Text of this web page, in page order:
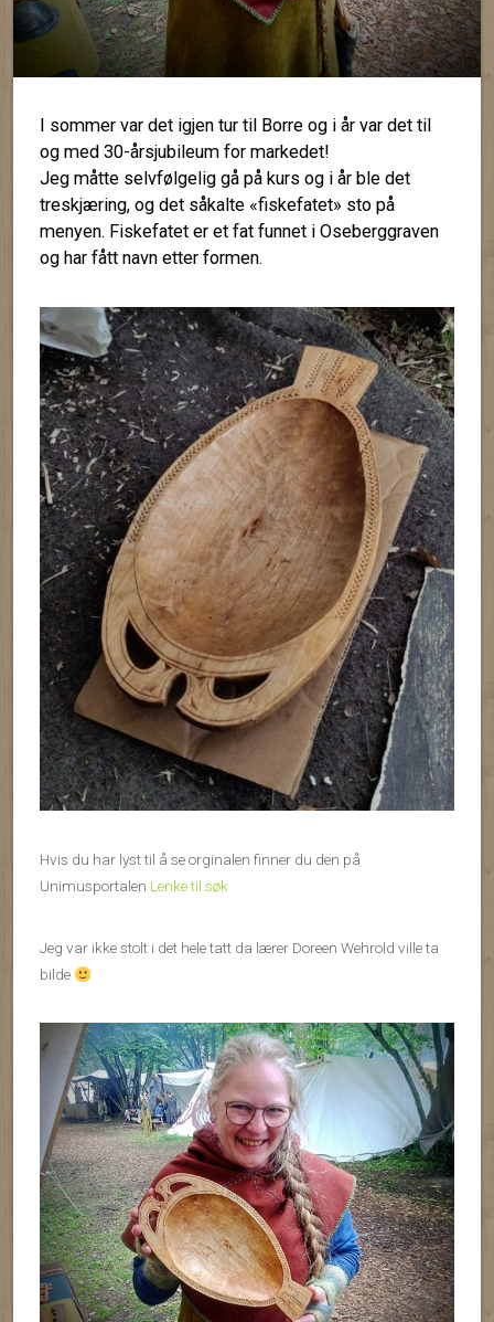
I sommer var det igjen tur til Borre og i år var det til
og med 30-årsjubileum for markedet!
Jeg måtte selvfølgelig gå på kurs og i år ble det
treskjæring, og det såkalte «fiskefatet» sto på
menyen. Fiskefatet er et fat funnet i Oseberggraven
og har fått navn etter formen.
Hvis du har lyst til å se orginalen finner du den på
Unimusportalen Lenke til søk
Jeg var ikke stolt i det hele tatt da lærer Doreen Wehrold ville ta
bilde